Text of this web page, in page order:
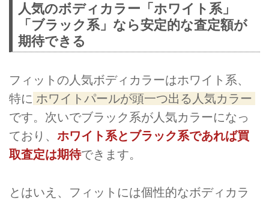
人気のボディカラー「ホワイト系」
「ブラック系」なら安定的な査定額が
期待できる
フィットの人気ボディカラーはホワイト系、
特に ホワイトパールが頭一つ出る人気カラー
です。次いでブラック系が人気カラーになっ
ており、 ホワイト系とブラック系であれば買
取査定は期待できます。
とはいえ、フィットには個性的なボディカラ